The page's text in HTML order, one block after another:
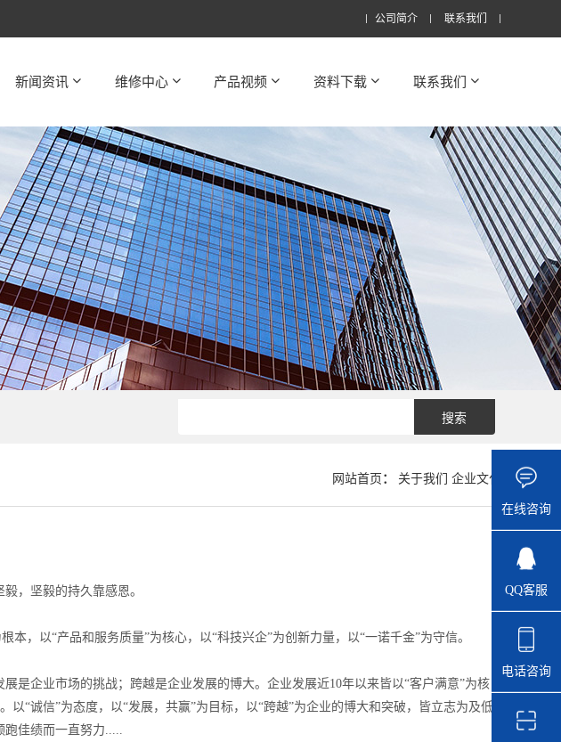
公司简介 联系我们
新闻资讯 维修中心 产品视频 资料下载 联系我们
网站首页 ： 关于我们 企业文化
，坚毅的持久靠感恩。
本，以“产品和服务质量”为核心，以“科技兴企”为创新力量，以“一诺千金”为守信。
是企业市场的挑战；跨越是企业发展的博大。企业发展近10年以来皆以“客户满意”为核
以“诚信”为态度，以“发展，共赢”为目标，以“跨越”为企业的博大和突破，皆立志为及低
跑佳绩而一直努力.....
在线咨询
QQ客服
电话咨询